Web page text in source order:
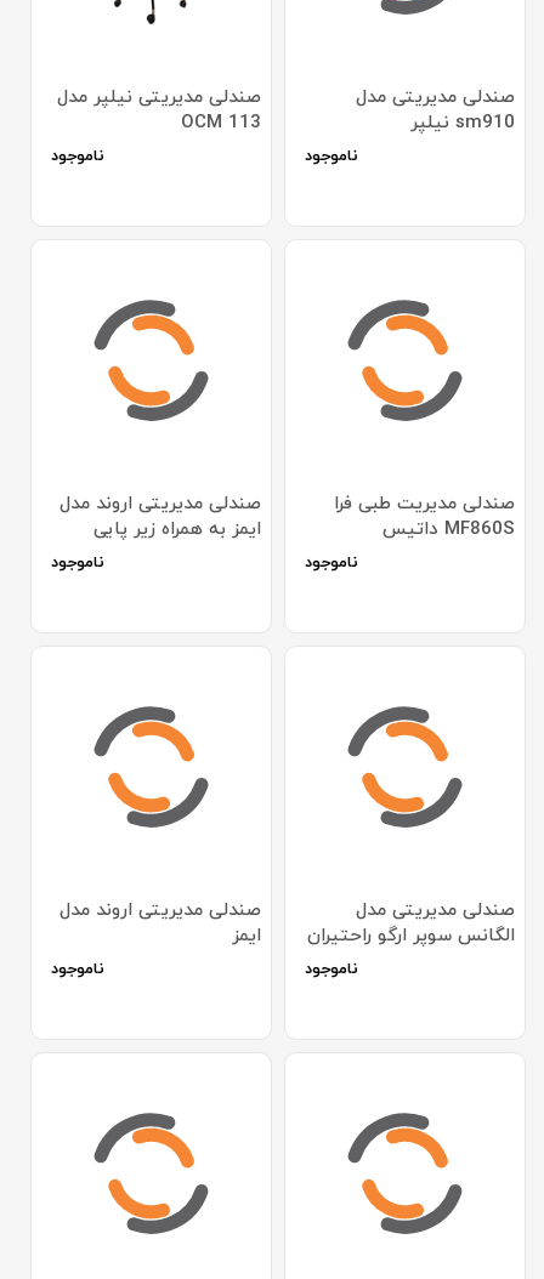
صندلی مدیریتی مدل
sm910 نیلپر
ناموجود
صندلی مدیریتی نیلپر مدل
OCM 113
ناموجود
صندلی مدیریت طبی فرا
MF860S داتیس
ناموجود
صندلی مدیریتی اروند مدل
ایمز به همراه زیر پایی
ناموجود
صندلی مدیریتی مدل
الگانس سوپر ارگو راحتیران
ناموجود
صندلی مدیریتی اروند مدل
ایمز
ناموجود